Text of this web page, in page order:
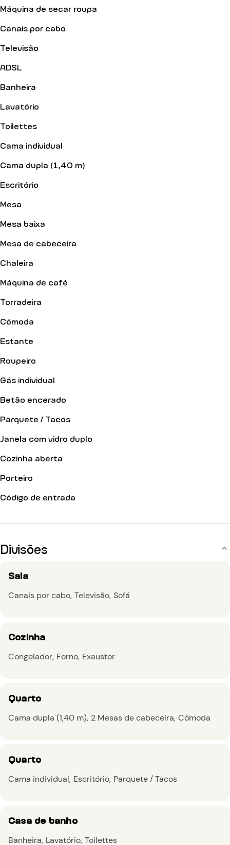
Máquina de secar roupa
Canais por cabo
Televisão
ADSL
Banheira
Lavatório
Toilettes
Cama individual
Cama dupla (1,40 m)
Escritório
Mesa
Mesa baixa
Mesa de cabeceira
Chaleira
Máquina de café
Torradeira
Cómoda
Estante
Roupeiro
Gás individual
Betão encerado
Parquete / Tacos
Janela com vidro duplo
Cozinha aberta
Porteiro
Código de entrada
Divisões
Sala
Canais por cabo Televisão Sofá
Cozinha
Congelador Forno Exaustor
Quarto
Cama dupla (1,40 m) 2 Mesas de cabeceira Cómoda
Quarto
Cama individual Escritório Parquete / Tacos
Casa de banho
Banheira Lavatório Toilettes